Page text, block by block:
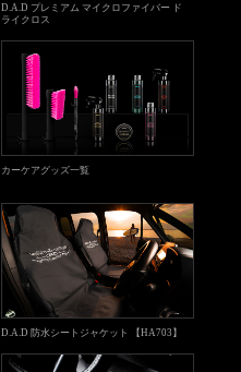
D.A.D プレミアム マイクロファイバー ド
ライクロス
カーケアグッズ一覧
D.A.D 防水シートジャケット 【HA703】